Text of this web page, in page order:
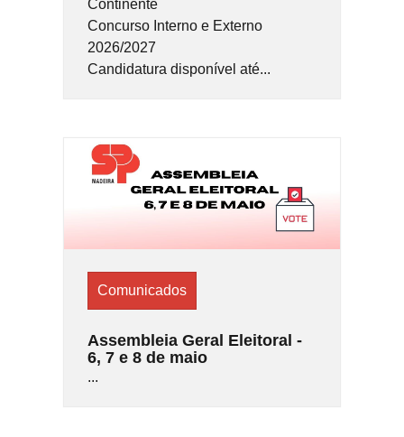
Continente
Concurso Interno e Externo
2026/2027
Candidatura disponível até...
Comunicados
Assembleia Geral Eleitoral -
6, 7 e 8 de maio
...